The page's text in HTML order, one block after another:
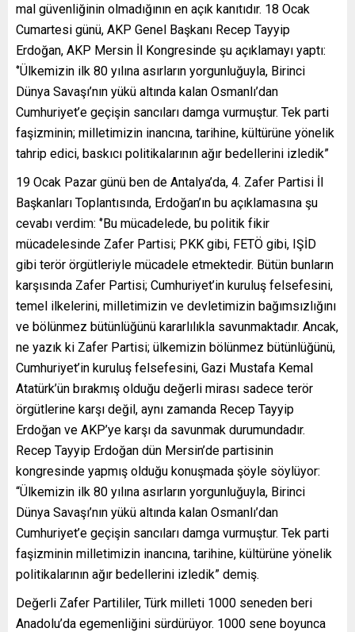
mal güvenliğinin olmadığının en açık kanıtıdır. 18 Ocak
Cumartesi günü, AKP Genel Başkanı Recep Tayyip
Erdoğan, AKP Mersin İl Kongresinde şu açıklamayı yaptı:
‘’Ülkemizin ilk 80 yılına asırların yorgunluğuyla, Birinci
Dünya Savaşı’nın yükü altında kalan Osmanlı’dan
Cumhuriyet’e geçişin sancıları damga vurmuştur. Tek parti
faşizminin; milletimizin inancına, tarihine, kültürüne yönelik
tahrip edici, baskıcı politikalarının ağır bedellerini izledik”
19 Ocak Pazar günü ben de Antalya’da, 4. Zafer Partisi İl
Başkanları Toplantısında, Erdoğan’ın bu açıklamasına şu
cevabı verdim: ‘’Bu mücadelede, bu politik fikir
mücadelesinde Zafer Partisi; PKK gibi, FETÖ gibi, IŞİD
gibi terör örgütleriyle mücadele etmektedir. Bütün bunların
karşısında Zafer Partisi; Cumhuriyet’in kuruluş felsefesini,
temel ilkelerini, milletimizin ve devletimizin bağımsızlığını
ve bölünmez bütünlüğünü kararlılıkla savunmaktadır. Ancak,
ne yazık ki Zafer Partisi; ülkemizin bölünmez bütünlüğünü,
Cumhuriyet’in kuruluş felsefesini, Gazi Mustafa Kemal
Atatürk’ün bırakmış olduğu değerli mirası sadece terör
örgütlerine karşı değil, aynı zamanda Recep Tayyip
Erdoğan ve AKP’ye karşı da savunmak durumundadır.
Recep Tayyip Erdoğan dün Mersin’de partisinin
kongresinde yapmış olduğu konuşmada şöyle söylüyor:
“Ülkemizin ilk 80 yılına asırların yorgunluğuyla, Birinci
Dünya Savaşı’nın yükü altında kalan Osmanlı’dan
Cumhuriyet’e geçişin sancıları damga vurmuştur. Tek parti
faşizminin milletimizin inancına, tarihine, kültürüne yönelik
politikalarının ağır bedellerini izledik” demiş.
Değerli Zafer Partililer, Türk milleti 1000 seneden beri
Anadolu’da egemenliğini sürdürüyor. 1000 sene boyunca